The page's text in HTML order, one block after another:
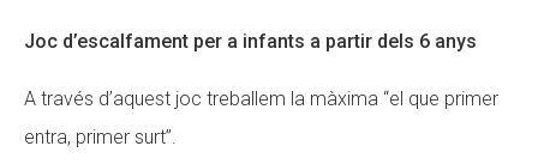
Joc d’escalfament per a infants a partir dels 6 anys
A través d’aquest joc treballem la màxima “el que primer
entra, primer surt”.